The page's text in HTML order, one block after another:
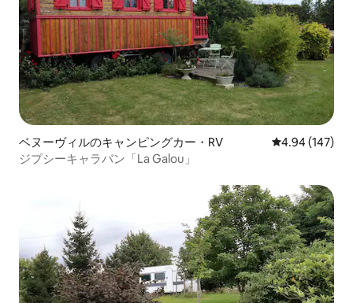
ベヌーヴィルのキャンピングカー・RV レビュー147
4.94 (147)
ジプシーキャラバン「La Galou」